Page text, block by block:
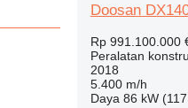
Doosan
Rp 991.100.000
Peralatan
2018
5.400 m/h
Daya 86 kW